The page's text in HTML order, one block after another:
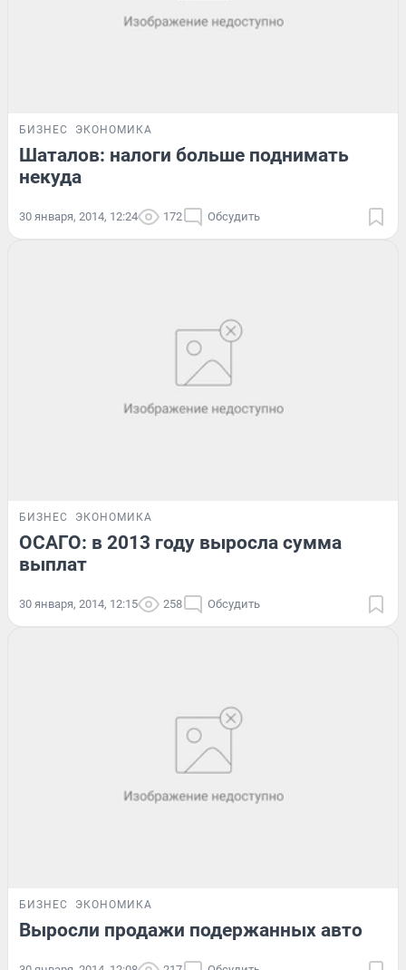
БИЗНЕС ЭКОНОМИКА
Шаталов: налоги больше поднимать
некуда
30 января, 2014, 12:24 172 Обсудить
БИЗНЕС ЭКОНОМИКА
ОСАГО: в 2013 году выросла сумма
выплат
30 января, 2014, 12:15 258 Обсудить
БИЗНЕС ЭКОНОМИКА
Выросли продажи подержанных авто